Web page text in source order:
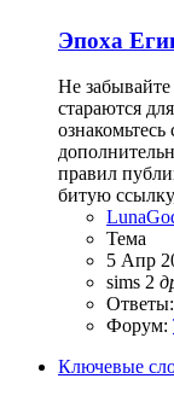
Эпоха
Не
стараются
правил
битую
Тема
5 Апр
sims 2
Форум:
Ключевые